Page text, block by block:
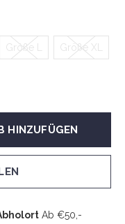
Größe L Größe XL
HINZUFÜGEN
Ab €50,-